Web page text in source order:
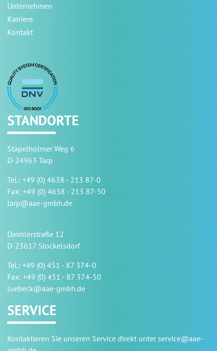
Unternehmen
Karriere
Kontakt
STANDORTE
Stapelholmer Weg 6
D-24963 Tarp
Tel.: +49 (0) 4638 - 213 87-0
Fax: +49 (0) 4638 - 213 87-50
tarp@aae-gmbh.de
Daimlerstraße 12
D-23617 Stockelsdorf
Tel.: +49 (0) 451 - 87 374-0
Fax: +49 (0) 451 - 87 374-50
luebeck@aae-gmbh.de
SERVICE
Kontaktieren Sie unseren Service direkt unterservice@aae-